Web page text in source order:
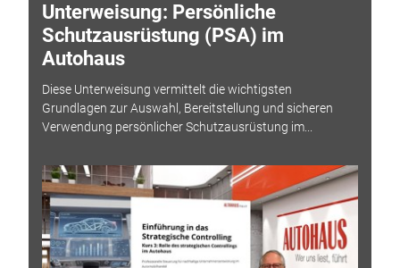
Unterweisung: Persönliche
Schutzausrüstung (PSA) im
Autohaus
Diese Unterweisung vermittelt die wichtigsten
Grundlagen zur Auswahl, Bereitstellung und sicheren
Verwendung persönlicher Schutzausrüstung im...